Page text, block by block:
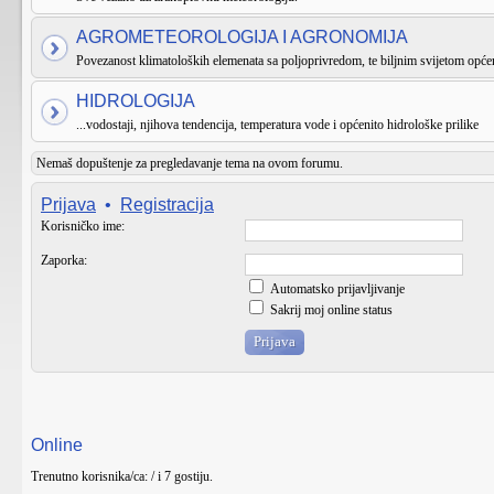
AGROMETEOROLOGIJA I AGRONOMIJA
Povezanost klimatoloških elemenata sa poljoprivredom, te biljnim svijetom
HIDROLOGIJA
...vodostaji, njihova tendencija, temperatura vode i općenito hidrološke prilike
Nemaš dopuštenje za pregledavanje tema na ovom forumu.
Prijava • Registracija
Korisničko ime:
Zaporka:
Automatsko prijavljivanje
Sakrij moj online status
Online
Trenutno korisnika/ca: / i 7 gostiju.